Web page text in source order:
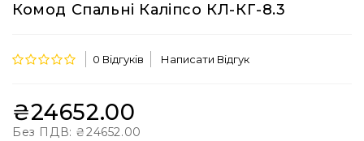
Комод Спальні Каліпсо КЛ-КГ-8.3
0 Відгуків Написати Відгук
₴24652.00
Без ПДВ: ₴24652.00